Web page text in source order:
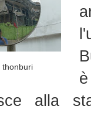
thonburi
alla